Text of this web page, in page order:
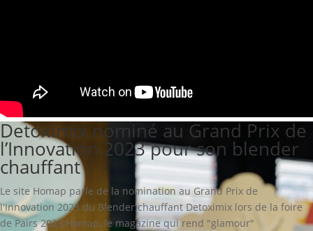
Detoximix nominé au Grand Prix de
l’Innovation 2023 pour son blender
chauffant
Le site Homap parle de la nomination au Grand Prix de
l'Innovation 2023 du Blender chauffant Detoximix lors de la foire
de Pairs 2023.Homap, le magazine qui rend "glamour"